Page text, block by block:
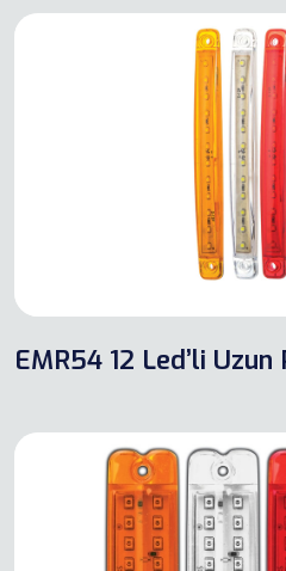
EMR54 12 Led’li